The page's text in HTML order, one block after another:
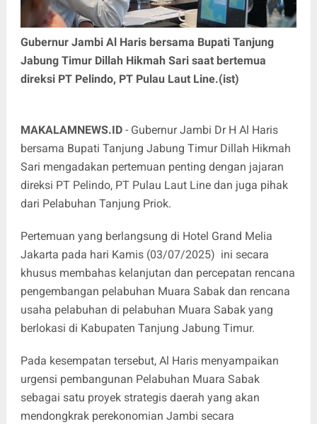
Gubernur Jambi Al Haris bersama Bupati Tanjung
Jabung Timur Dillah Hikmah Sari saat bertemua
direksi PT Pelindo, PT Pulau Laut Line.(ist)
MAKALAMNEWS.ID - Gubernur Jambi Dr H Al Haris
bersama Bupati Tanjung Jabung Timur Dillah Hikmah
Sari mengadakan pertemuan penting dengan jajaran
direksi PT Pelindo, PT Pulau Laut Line dan juga pihak
dari Pelabuhan Tanjung Priok.
Pertemuan yang berlangsung di Hotel Grand Melia
Jakarta pada hari Kamis (03/07/2025) ini secara
khusus membahas kelanjutan dan percepatan rencana
pengembangan pelabuhan Muara Sabak dan rencana
usaha pelabuhan di pelabuhan Muara Sabak yang
berlokasi di Kabupaten Tanjung Jabung Timur.
Pada kesempatan tersebut, Al Haris menyampaikan
urgensi pembangunan Pelabuhan Muara Sabak
sebagai satu proyek strategis daerah yang akan
mendongkrak perekonomian Jambi secara